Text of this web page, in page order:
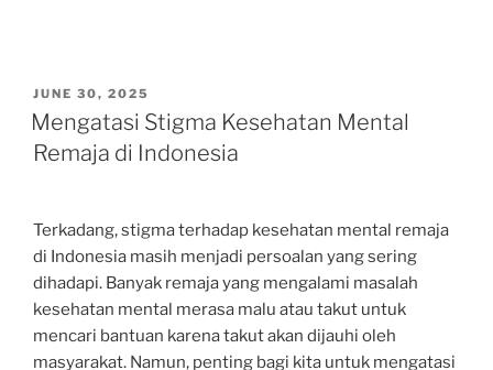
POSTED
ON
JUNE 30, 2025
Mengatasi Stigma Kesehatan Mental
Remaja di Indonesia
Terkadang, stigma terhadap kesehatan mental remaja
di Indonesia masih menjadi persoalan yang sering
dihadapi. Banyak remaja yang mengalami masalah
kesehatan mental merasa malu atau takut untuk
mencari bantuan karena takut akan dijauhi oleh
masyarakat. Namun, penting bagi kita untuk mengatasi